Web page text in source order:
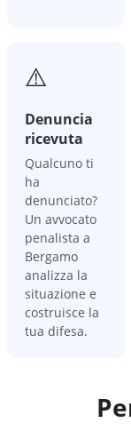
⚠️
Denuncia
ricevuta
Qualcuno ti
ha
denunciato?
Un avvocato
penalista a
Bergamo
analizza la
situazione e
costruisce la
tua difesa.